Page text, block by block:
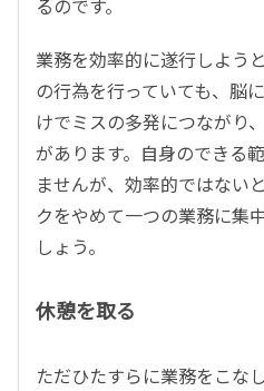
るのです。
業務を効率的に遂行しよう
の行為を行っていても、脳
けでミスの多発につながり
があります。自身のできる
ませんが、効率的ではない
クをやめて一つの業務に集
しょう。
休憩を取る
ただひたすらに業務をこな